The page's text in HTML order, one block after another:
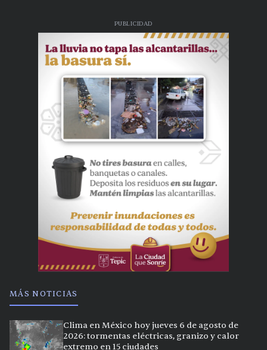
PUBLICIDAD
MÁS NOTICIAS
Clima en México hoy jueves 6 de agosto de
2026: tormentas eléctricas, granizo y calor
extremo en 15 ciudades